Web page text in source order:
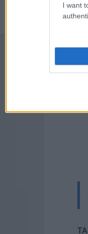
I want